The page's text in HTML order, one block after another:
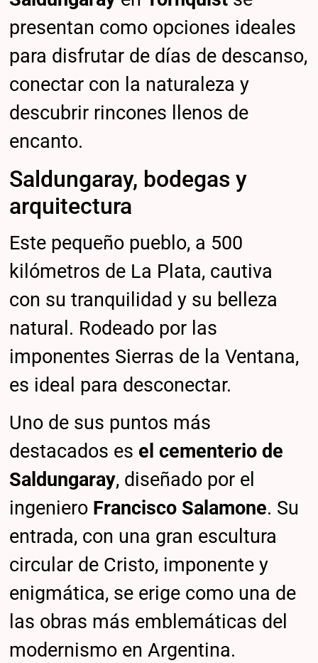
presentan como opciones ideales
para disfrutar de días de descanso,
conectar con la naturaleza y
descubrir rincones llenos de
encanto.
Saldungaray, bodegas y
arquitectura
Este pequeño pueblo, a 500
kilómetros de La Plata, cautiva
con su tranquilidad y su belleza
natural. Rodeado por las
imponentes Sierras de la Ventana,
es ideal para desconectar.
Uno de sus puntos más
destacados es el cementerio de
Saldungaray, diseñado por el
ingeniero Francisco Salamone. Su
entrada, con una gran escultura
circular de Cristo, imponente y
enigmática, se erige como una de
las obras más emblemáticas del
modernismo en Argentina.